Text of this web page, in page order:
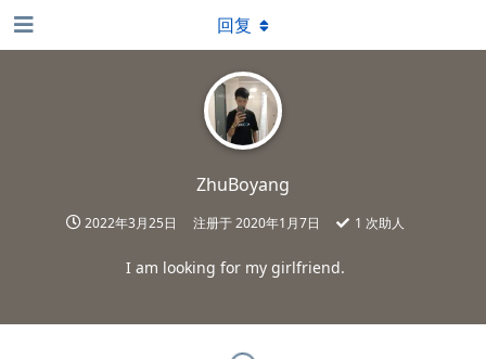
ZhuBoyang
2022年3月25日 注册于2020年1月7日 1 次助人
I am looking for my girlfriend.
回复